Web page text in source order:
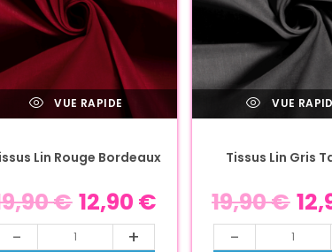
VUE RAPIDE
Lin Rouge Bordeaux
€ 12,90 €
- +
VUE
Tissus Lin Gris
19,90€
-